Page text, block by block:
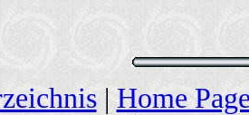
| Home